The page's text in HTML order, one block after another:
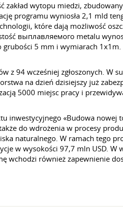
zakład wytopu miedzi,
programu wyniosła 2,1 mld
które dają możliwość
выплавляемого metalu
5 mm i wymiarach 1x1m.
94 wcześniej zgłoszonych. W
na dzień dzisiejszy już
5000 miejsc pracy i
inwestycyjnego «Budowa
do wdrożenia w procesy
naturalnego. W ramach tego
w wysokości 97,7 mln USD.
wchodzi również zapewnienie